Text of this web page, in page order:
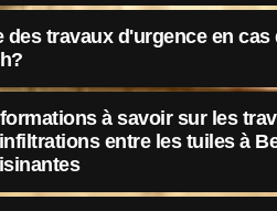
des travaux d'urgence en cas
à savoir sur les
entre les tuiles à